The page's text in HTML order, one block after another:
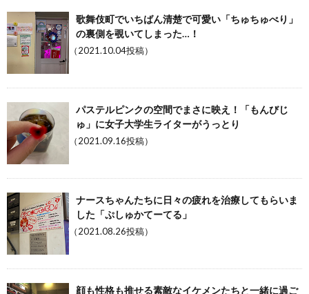
歌舞伎町でいちばん清楚で可愛い「ちゅちゅべり」
の裏側を覗いてしまった…！
（2021.10.04投稿）
パステルピンクの空間でまさに映え！「もんびじ
ゅ」に女子大学生ライターがうっとり
（2021.09.16投稿）
ナースちゃんたちに日々の疲れを治療してもらいま
した「ぷしゅかてーてる」
（2021.08.26投稿）
顔も性格も推せる素敵なイケメンたちと一緒に過ご